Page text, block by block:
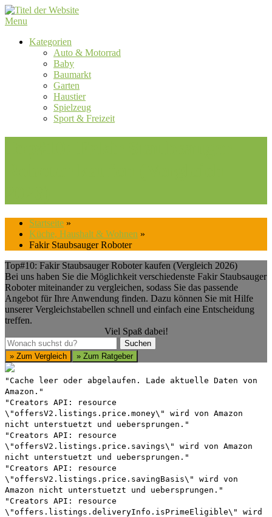
Skip
to
Menu
Kategorien
Auto & Motorrad
Baby
Baumarkt
Garten
Haustier
Spielzeug
Sport & Freizeit
Startseite »
Küche, Haushalt & Wohnen »
Fakir Staubsauger Roboter
Top#10: Fakir Staubsauger Roboter kaufen (Vergleich 2026)
Bei uns haben Sie die Möglichkeit verschiedenste Fakir Staubsauger
Roboter miteinander zu vergleichen, sodass Sie das passende
Angebot für Ihre Anwendung finden. Dazu können Sie mit Hilfe
unserer Vergleichstabellen schnell und einfach eine Entscheidung
treffen.
Viel Spaß dabei!
Suchen
Suchen
» Zum Vergleich
» Zum Ratgeber
"Cache leer oder abgelaufen. Lade aktuelle Daten von
Amazon."
"Creators API: resource
\"offersV2.listings.price.money\" wird von Amazon
nicht unterstuetzt und uebersprungen."
"Creators API: resource
\"offersV2.listings.price.savings\" wird von Amazon
nicht unterstuetzt und uebersprungen."
"Creators API: resource
\"offersV2.listings.price.savingBasis\" wird von
Amazon nicht unterstuetzt und uebersprungen."
"Creators API: resource
\"offers.listings.deliveryInfo.isPrimeEligible\" wird